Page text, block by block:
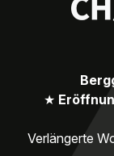
★
Verlängerte